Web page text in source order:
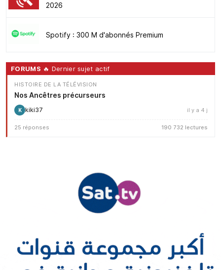
2026
Spotify : 300 M d'abonnés Premium
FORUMS 🔥 Dernier sujet actif
HISTOIRE DE LA TÉLÉVISION
Nos Ancêtres précurseurs
K kiki37 il y a 4 j
25 réponses 190 732 lectures